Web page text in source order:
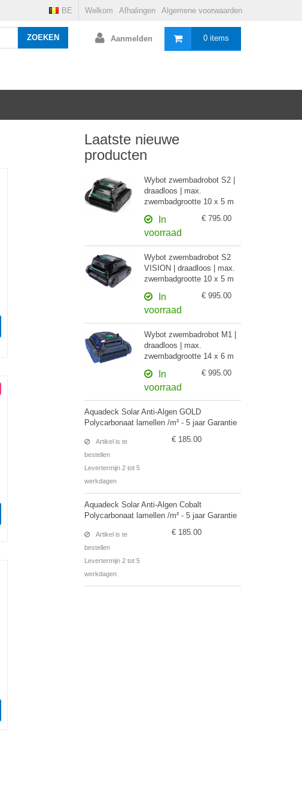
Welkom Afhalingen Algemene voorwaarden
BE
0 items
Aanmelden
ZOEKEN
Laatste nieuwe
producten
Wybot zwembadrobot S2 |
draadloos | max.
zwembadgrootte 10 x 5 m
In
voorraad
€ 795.00
Wybot zwembadrobot S2
VISION | draadloos | max.
zwembadgrootte 10 x 5 m
In
voorraad
€ 995.00
Wybot zwembadrobot M1 |
draadloos | max.
zwembadgrootte 14 x 6 m
In
voorraad
€ 995.00
Aquadeck Solar Anti-Algen GOLD
Polycarbonaat lamellen /m² - 5 jaar Garantie
Artikel is te
bestellen
Levertermijn 2 tot 5
werkdagen
€ 185.00
Aquadeck Solar Anti-Algen Cobalt
Polycarbonaat lamellen /m² - 5 jaar Garantie
Artikel is te
bestellen
Levertermijn 2 tot 5
werkdagen
€ 185.00